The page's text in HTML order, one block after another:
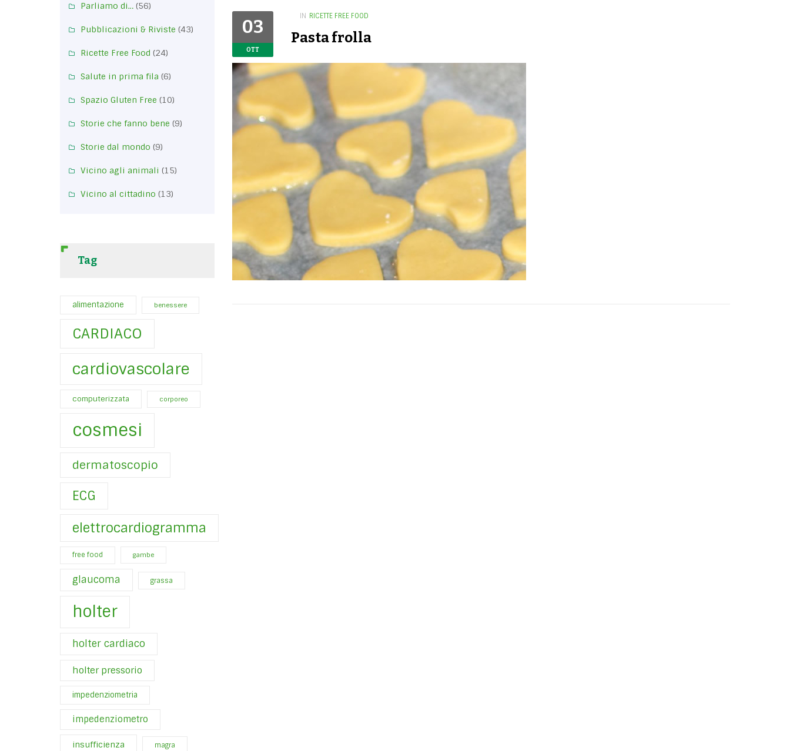
Parliamo di… (56)
Pubblicazioni & Riviste (43)
Ricette Free Food (24)
Salute in prima fila (6)
Spazio Gluten Free (10)
Storie che fanno bene (9)
Storie dal mondo (9)
Vicino agli animali (15)
Vicino al cittadino (13)
Tag
alimentazione benessere
CARDIACO
cardiovascolare
computerizzata corporeo
cosmesi
dermatoscopio
ECG
elettrocardiogramma
free food gambe
glaucoma grassa
holter
holter cardiaco
holter pressorio
impedenziometria
impedenziometro
insufficienza magra
03
OTT
IN RICETTE FREE FOOD
Pasta frolla